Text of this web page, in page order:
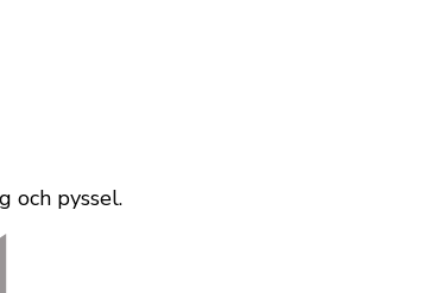
och pyssel.